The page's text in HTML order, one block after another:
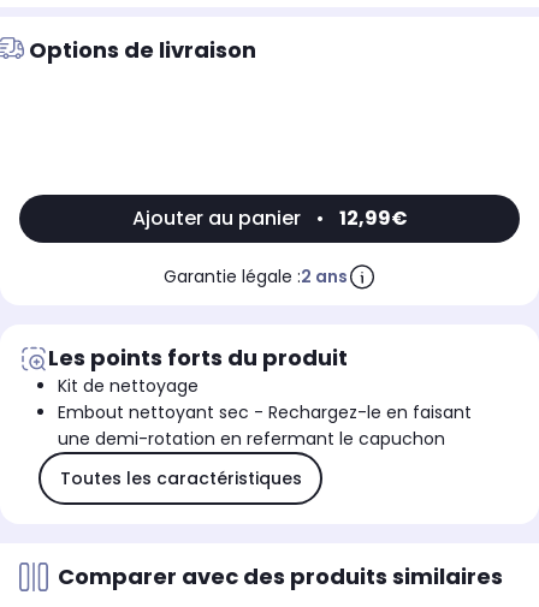
Options de livraison
Ajouter au panier • 12,99€
Garantie légale :2 ans
Les points forts du produit
Kit de nettoyage
Embout nettoyant sec - Rechargez-le en faisant
une demi-rotation en refermant le capuchon
Toutes les caractéristiques
Comparer avec des produits similaires